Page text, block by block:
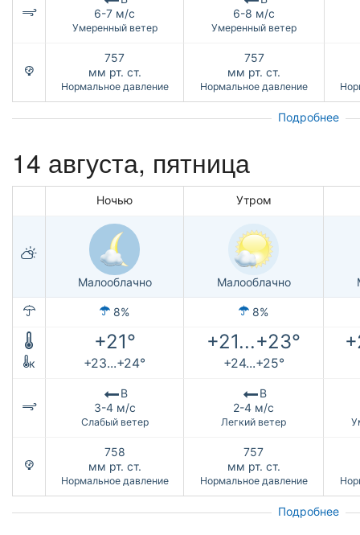
6-7 м/с
Умеренный ветер
6-8 м/с
Умеренный ветер
757
мм рт. ст.
Нормальное давление
757
мм рт. ст.
Нормальное давление
Подробнее
14 августа, пятница
Ночью Утром
Малооблачно Малооблачно
8% 8%
+21° +21...+23°
к +23...+24° +24...+25°
В
3-4 м/с
Слабый ветер
В
2-4 м/с
Легкий ветер
758
мм рт. ст.
Нормальное давление
757
мм рт. ст.
Нормальное давление
Подробнее